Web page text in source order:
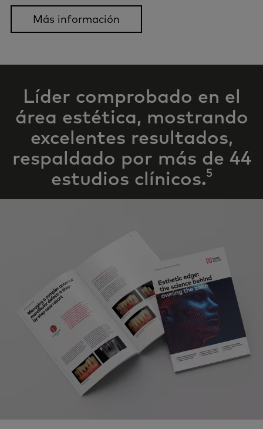
Más información
Líder comprobado en el
área estética, mostrando
excelentes resultados,
respaldado por más de 44
estudios clínicos.5